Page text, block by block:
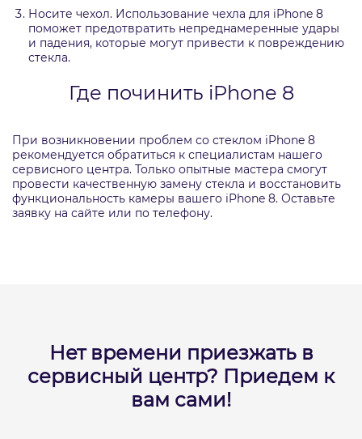
Носите чехол. Использование чехла для iPhone 8
поможет предотвратить непреднамеренные удары
и падения, которые могут привести к повреждению
стекла.
Где починить iPhone 8
При возникновении проблем со стеклом iPhone 8
рекомендуется обратиться к специалистам нашего
сервисного центра. Только опытные мастера смогут
провести качественную замену стекла и восстановить
функциональность камеры вашего iPhone 8. Оставьте
заявку на сайте или по телефону.
Нет времени приезжать в
сервисный центр? Приедем к
вам сами!